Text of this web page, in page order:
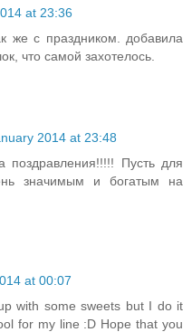
at 23:36
же с праздником. добавила
что самой захотелось.
2014 at 23:48
поздравления!!!!! Пусть для
значимым и богатым на
at 00:07
with some sweets but I do it
for my line :D Hope that you